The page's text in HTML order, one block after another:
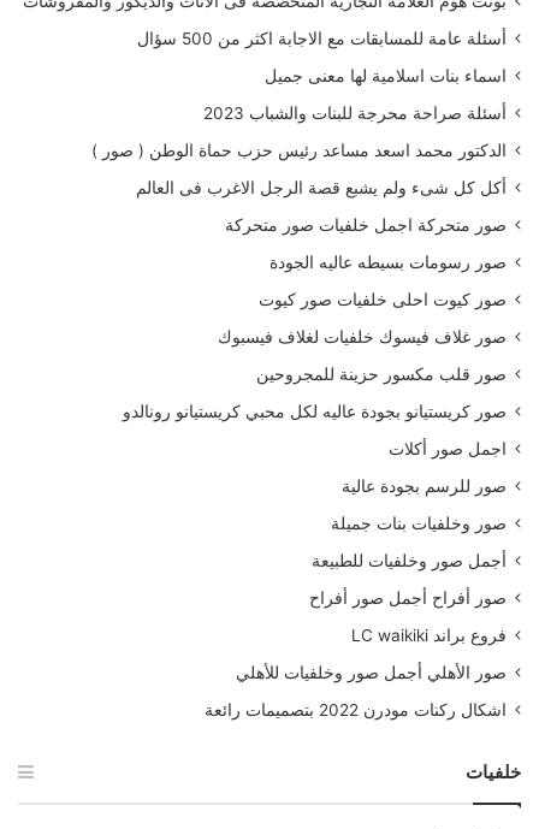
أسئلة عامة للمسابقات مع الاجابة اكثر من 500 سؤال
اسماء بنات اسلامية لها معنى جميل
أسئلة صراحة محرجة للبنات والشباب 2023
الدكتور محمد اسعد مساعد رئيس حزب حماة الوطن ( صور )
أكل كل شىء ولم يشبع قصة الرجل الاغرب فى العالم
صور متحركة اجمل خلفيات صور متحركة
صور رسومات بسيطه عاليه الجودة
صور كيوت احلى خلفيات صور كيوت
صور غلاف فيسوك خلفيات لغلاف فيسبوك
صور قلب مكسور حزينة للمجروحين
صور كريستيانو بجودة عاليه لكل محبي كريستيانو رونالدو
اجمل صور أكلات
صور للرسم بجودة عالية
صور وخلفيات بنات جميلة
أجمل صور وخلفيات للطبيعة
صور أفراح أجمل صور أفراح
فروع براند LC waikiki
صور الأهلي أجمل صور وخلفيات للأهلي
اشكال ركنات مودرن 2022 بتصميمات رائعة
خلفيات